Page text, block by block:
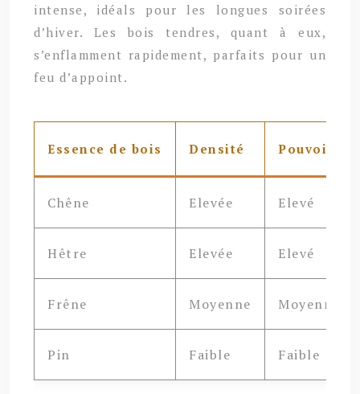
intense, idéals pour les longues soirées
d’hiver. Les bois tendres, quant à eux,
s’enflamment rapidement, parfaits pour un
feu d’appoint.
Essence de bois Densité Pouvoir
Chêne Elevée Elevé
Hêtre Elevée Elevé
Frêne Moyenne Moyenne
Pin Faible Faible